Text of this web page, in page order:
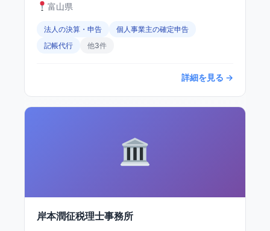
富山県
法人の決算・申告
個人事業主の確定申告
記帳代行
他3件
詳細を見る →
岸本潤征税理士事務所